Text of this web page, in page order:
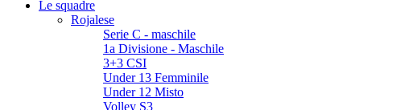
Le squadre
Rojalese
Serie C - maschile
1a Divisione - Maschile
3+3 CSI
Under 13 Femminile
Under 12 Misto
Volley S3